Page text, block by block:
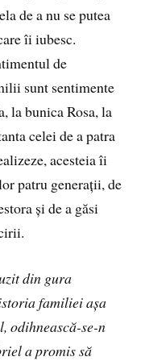
de a nu se putea
îi iubesc.
de
sunt sentimente
la bunica Rosa, la
celei de a patra
acesteia îi
patru generații, de
și de a găsi
din gura
familiei așa
odihnească-se-n
a promis să